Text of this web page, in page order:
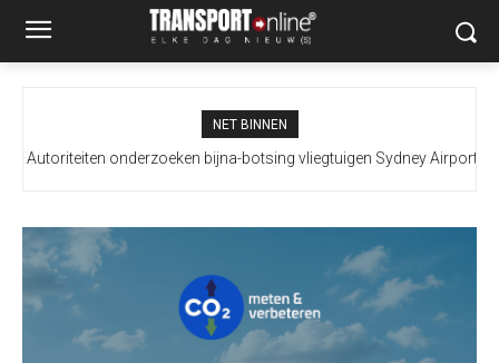
NET BINNEN
Autoriteiten onderzoeken bijna-botsing vliegtuigen Sydney Airport